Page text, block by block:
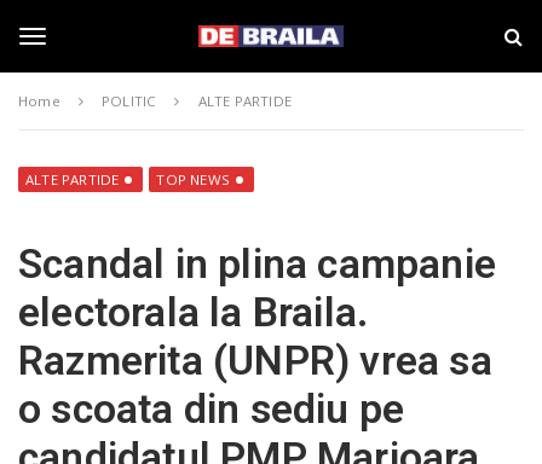
g
l
e
i
a
a
–
d
e
b
r
a
l
Home POLITIC ALTE PARTIDE
ALTE PARTIDE TOP NEWS
Scandal in plina campanie
electorala la Braila.
Razmerita (UNPR) vrea sa
o scoata din sediu pe